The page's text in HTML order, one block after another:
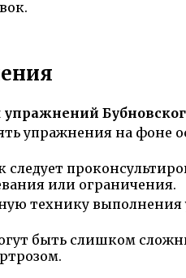
упражнения на фоне
или ограничения.
технику
быть слишком